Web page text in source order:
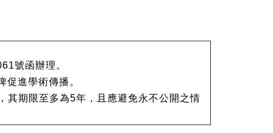
號函辦理。
進學術傳播。
其期限至多為5年，且應避免永不公開之情